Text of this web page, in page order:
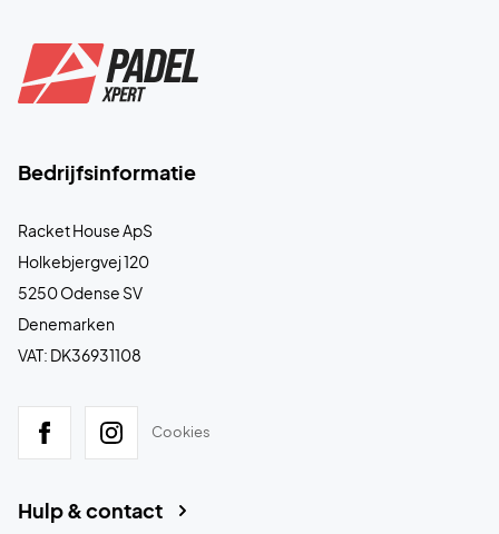
Bedrijfsinformatie
Racket House ApS
Holkebjergvej 120
5250 Odense SV
Denemarken
VAT: DK36931108
Cookies
Hulp & contact